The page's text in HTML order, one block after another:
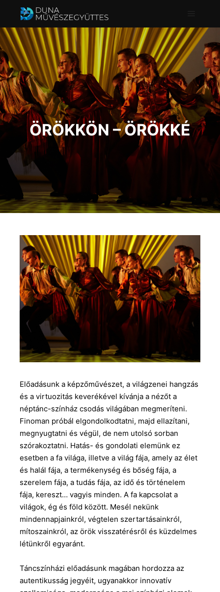
Főmenü
ÖRÖKKÖN – ÖRÖKKÉ
Előadásunk a képzőművészet, a világzenei hangzás
és a virtuozitás keverékével kívánja a nézőt a
néptánc-színház csodás világában megmeríteni.
Finoman próbál elgondolkodtatni, majd ellazítani,
megnyugtatni és végül, de nem utolsó sorban
szórakoztatni. Hatás- és gondolati elemünk ez
esetben a fa világa, illetve a világ fája, amely az élet
és halál fája, a termékenység és bőség fája, a
szerelem fája, a tudás fája, az idő és történelem
fája, kereszt… vagyis minden. A fa kapcsolat a
világok, ég és föld között. Mesél nekünk
mindennapjainkról, végtelen szertartásainkról,
mítoszainkról, az örök visszatérésről és küzdelmes
létünkről egyaránt.
Táncszínházi előadásunk magában hordozza az
autentikusság jegyéit, ugyanakkor innovatív